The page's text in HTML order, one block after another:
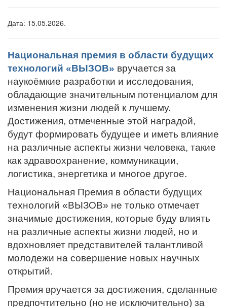
Дата: 15.05.2026.
Национальная премия в области будущих
технологий «ВЫЗОВ» вручается за
наукоёмкие разработки и исследования,
обладающие значительным потенциалом для
изменения жизни людей к лучшему.
Достижения, отмеченные этой наградой,
будут формировать будущее и иметь влияние
на различные аспекты жизни человека, такие
как здравоохранение, коммуникации,
логистика, энергетика и многое другое.
Национальная Премия в области будущих
технологий «ВЫЗОВ» не только отмечает
значимые достижения, которые буду влиять
на различные аспекты жизни людей, но и
вдохновляет представителей талантливой
молодежи на совершение новых научных
открытий.
Премия вручается за достижения, сделанные
предпочтительно (но не исключительно) за